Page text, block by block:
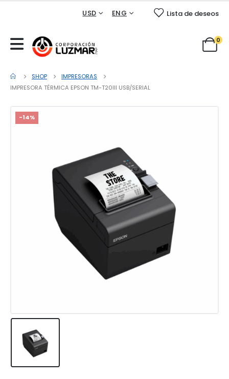
USD ENG Lista de deseos
0
SHOP
IMPRESORAS
IMPRESORA TÉRMICA EPSON TM-T20III USB/SERIAL
-14%